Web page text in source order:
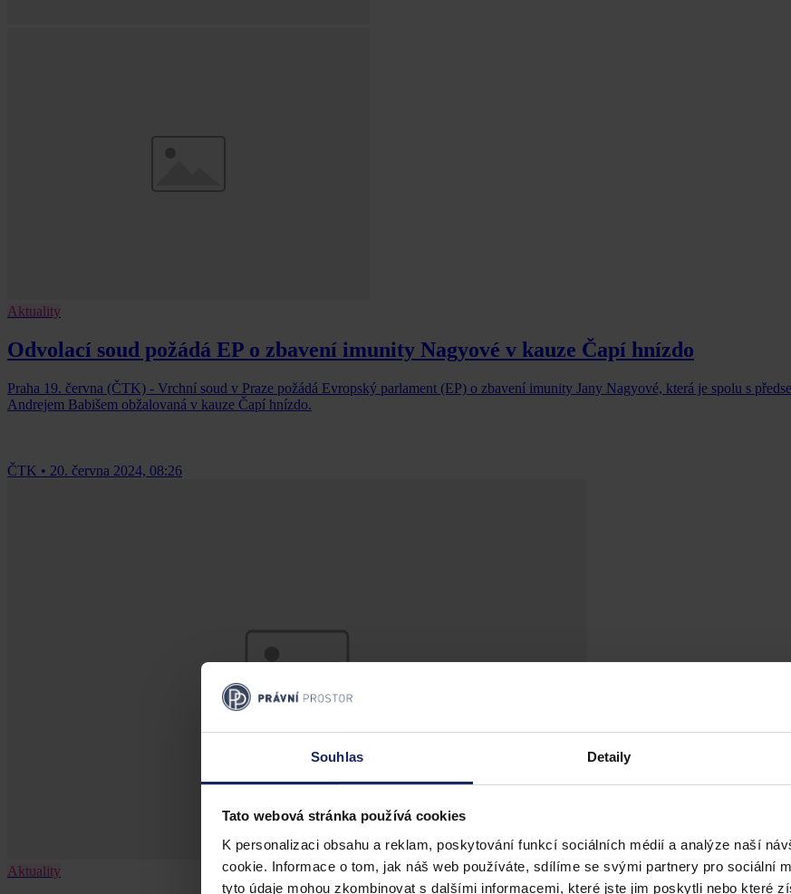
Souhlas Detaily
Tato webová stránka používá cookies
K personalizaci obsahu a reklam, poskytování funkcí sociálních médií a analýze naší
cookie. Informace o tom, jak náš web používáte, sdílíme se svými partnery pro sociální
tyto údaje mohou zkombinovat s dalšími informacemi, které jste jim poskytli nebo které
Aktuality
Odvolací soud požádá EP o zbavení imunity Nagyové v kauze Čapí hnízdo
Praha 19. června (ČTK) - Vrchní soud v Praze požádá Evropský parlament (EP) o zbavení imunity Jany Nagyové, která je spolu s
Andrejem Babišem obžalovaná v kauze Čapí hnízdo.
ČTK • 20. června 2024, 08:26
Aktuality